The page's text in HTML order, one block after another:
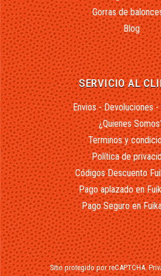
Gorras de
Blog
SERVICIO AL
Envios - Devoluciones -
¿Quienes
Terminos y
Política de
Códigos Descuento
Pago aplazado en
Pago Seguro en
Sitio protegido por reCAPTCHA.